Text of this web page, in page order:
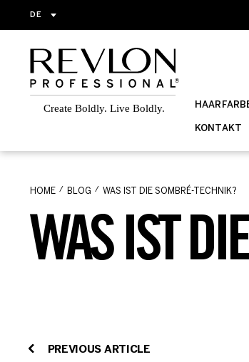
DE
KONTAKT
HOME BLOG WAS IST DIE SOMBRÉ-TECHNIK?
WAS IST
PREVIOUS ARTICLE